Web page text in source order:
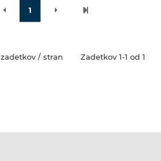
1
zadetkov / stran Zadetkov 1-1 od 1